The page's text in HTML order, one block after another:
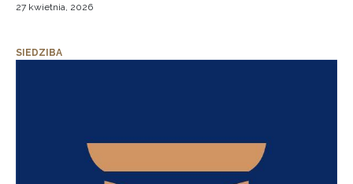
27 kwietnia, 2026
SIEDZIBA